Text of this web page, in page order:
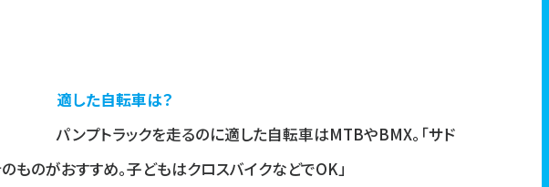
適した自転車は？
パンプトラックを走るのに適した自転車はMTBやBMX。「サド
のがおすすめ。子どもはクロスバイクなどでOK」